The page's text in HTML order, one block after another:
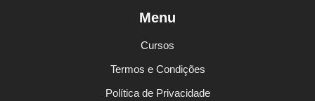
Menu
Cursos
Termos e Condições
Política de Privacidade